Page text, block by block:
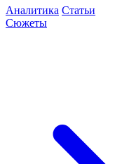
Аналитика Статьи
Сюжеты